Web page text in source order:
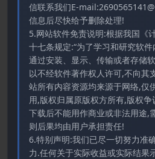
信联系我们E-
信息后尽快给予删除处理!
5.网站软件免责说明:根据我国《
十七条规定:“为了学习和研究软
通过安装、显示、传输或者存储
以不经软件著作权人许可,不向其
站所有内容资源均来源于网络,仅
用,版权归属原版权方所有,版权
下载后不能用作商业或非法用途,
则后果均由用户承担责任!
6.特别声明:我们已尽一切努力准
力.任何关于实际收益或实际结果